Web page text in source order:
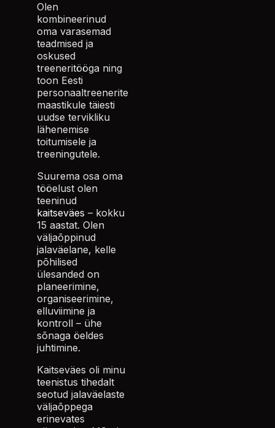
Olen
kombineerinud
oma varasemad
teadmised ja
oskused
treeneritööga ning
toon Eesti
personaaltreenerite
maastikule täiesti
uudse tervikliku
lähenemise
toitumisele ja
treeningutele.
Suurema osa oma
tööelust olen
teeninud
kaitseväes – kokku
15 aastat. Olen
väljaõppinud
jalaväelane, kelle
põhilised
ülesanded on
planeerimine,
organiseerimine,
elluviimine ja
kontroll – ühe
sõnaga öeldes
juhtimine.
Kaitseväes oli minu
teenistus tihedalt
seotud jalaväelaste
väljaõppega
erinevates